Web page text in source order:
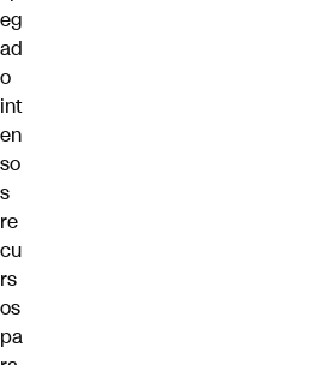
eg
ad
o
int
en
so
s
re
cu
rs
os
pa